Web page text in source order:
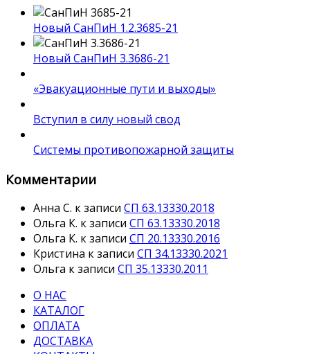
Новый СанПиН 1.2.3685-21
Новый СанПиН 3.3686-21
«Эвакуационные пути и выходы»
Вступил в силу новый свод
Системы противопожарной защиты
Комментарии
Анна С. к записи СП 63.13330.2018
Ольга К. к записи СП 63.13330.2018
Ольга К. к записи СП 20.13330.2016
Кристина к записи СП 34.13330.2021
Ольга к записи СП 35.13330.2011
О НАС
КАТАЛОГ
ОПЛАТА
ДОСТАВКА